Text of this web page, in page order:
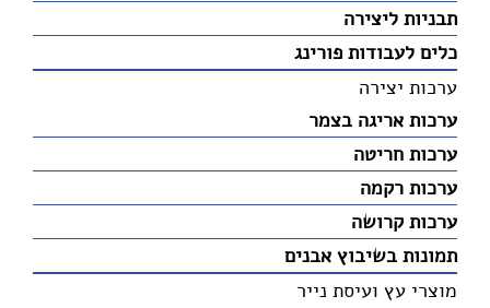
תבניות ליצירה
כלים לעבודות פורינג
ערכות יצירה
ערכות אריגה בצמר
ערכות חריטה
ערכות רקמה
ערכות קרושה
תמונות בשיבוץ אבנים
מוצרי עץ ועיסת נייר